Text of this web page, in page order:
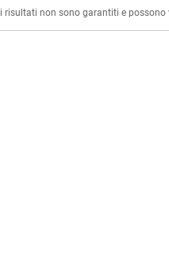
risultati non sono garantiti e